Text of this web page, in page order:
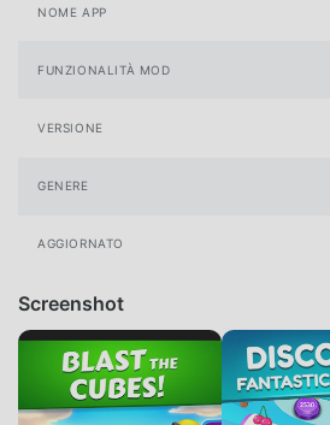
NOME APP
FUNZIONALITÀ MOD
VERSIONE
GENERE
AGGIORNATO
Screenshot